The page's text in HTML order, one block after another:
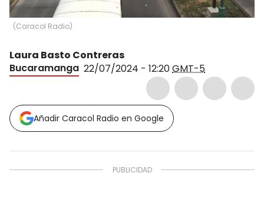
(Caracol Radio)
Laura Basto Contreras
Bucaramanga 22/07/2024 - 12:20GMT-5
Añadir Caracol Radio en Google